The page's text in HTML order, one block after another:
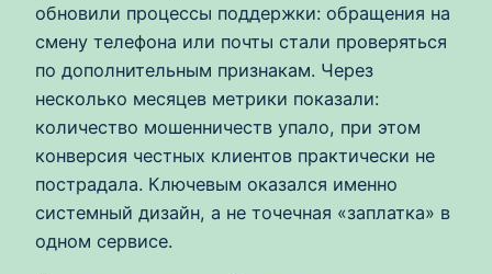
обновили процессы поддержки: обращения на
смену телефона или почты стали проверяться
по дополнительным признакам. Через
несколько месяцев метрики показали:
количество мошенничеств упало, при этом
конверсия честных клиентов практически не
пострадала. Ключевым оказался именно
системный дизайн, а не точечная «заплатка» в
одном сервисе.